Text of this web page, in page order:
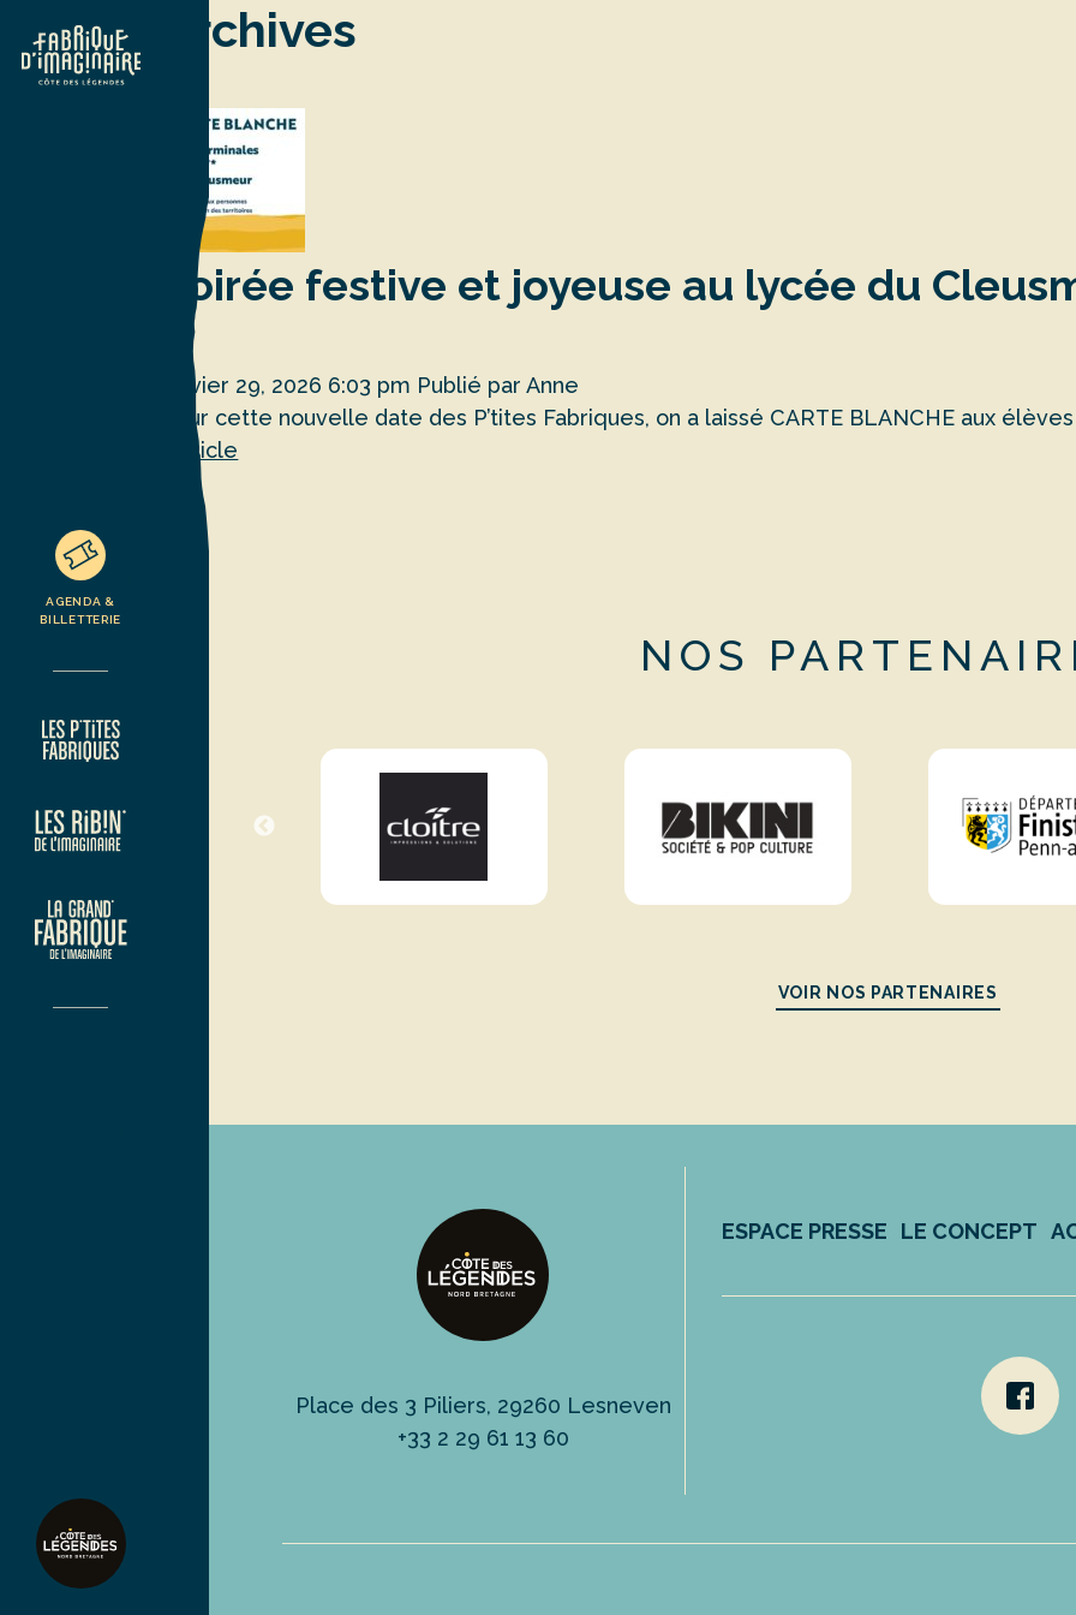
AGENDA &
BILLETTERIE
Archives
Soirée festive et joyeuse au lycée du
janvier 29, 2026 6:03 pm Publié parAnne
Pour cette nouvelle date des P’tites Fabriques, on a laissé CARTE BLANCHE aux
l'article
NOS
VOIR NOS PARTENAIRES
Place des 3 Piliers, 29260 Lesneven
+33 2 29 61 13 60
ESPACE PRESSE LE CONCEPT